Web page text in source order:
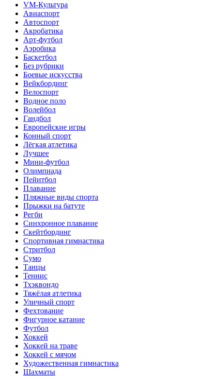
VM-Культура
Авиаспорт
Автоспорт
Акробатика
Арт-футбол
Аэробика
Баскетбол
Без рубрики
Боевые искусства
Вейкбординг
Велоспорт
Водное поло
Волейбол
Гандбол
Европейские игры
Конный спорт
Лёгкая атлетика
Лучшее
Мини-футбол
Олимпиада
Пейнтбол
Плавание
Пляжные виды спорта
Прыжки на батуте
Регби
Синхронное плавание
Скейтбординг
Спортивная гимнастика
Стритбол
Сумо
Танцы
Теннис
Тхэквондо
Тяжёлая атлетика
Уличный спорт
Фехтование
Фигурное катание
Футбол
Хоккей
Хоккей на траве
Хоккей с мячом
Художественная гимнастика
Шахматы